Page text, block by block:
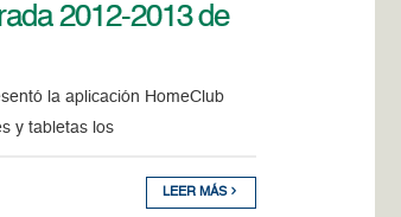
2012-2013 de
la aplicación HomeClub
y tabletas los
LEER MÁS